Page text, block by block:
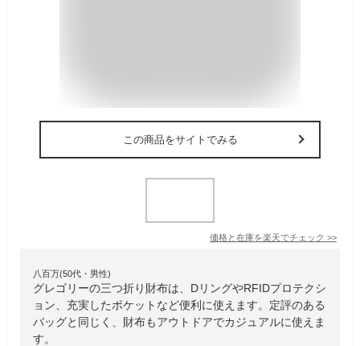
この商品をサイトでみる
価格と在庫を楽天でチェック >>
八百万(50代・男性)
グレゴリーの三つ折り財布は、DリングやRFIDプロテクシ
ョン、充実したポケットなど便利に使えます。定評のある
バッグと同じく、財布もアウトドアでカジュアルに使えま
す。